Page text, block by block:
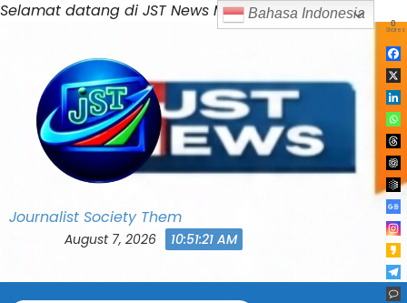
Selamat datang di JST News MediaSkip
to
Journalist Society Them
August 7, 2026 10:51:24 AM
0
Shares
Bahasa Indonesia